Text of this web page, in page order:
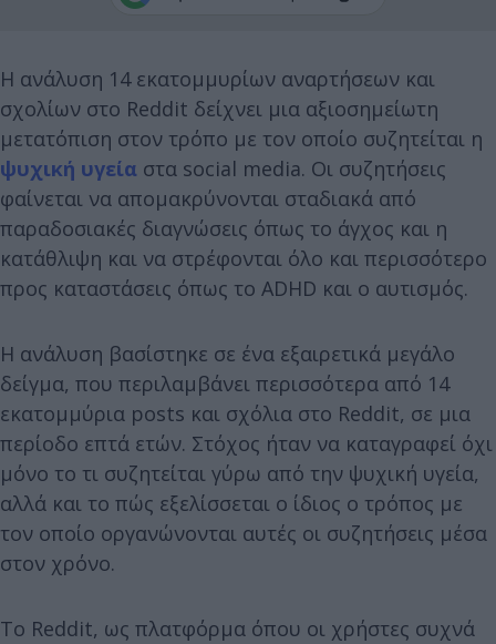
Η ανάλυση 14 εκατομμυρίων αναρτήσεων και
σχολίων στο Reddit δείχνει μια αξιοσημείωτη
μετατόπιση στον τρόπο με τον οποίο συζητείται η
ψυχική υγεία στα social media. Οι συζητήσεις
φαίνεται να απομακρύνονται σταδιακά από
παραδοσιακές διαγνώσεις όπως το άγχος και η
κατάθλιψη και να στρέφονται όλο και περισσότερο
προς καταστάσεις όπως το ADHD και ο αυτισμός.
Η ανάλυση βασίστηκε σε ένα εξαιρετικά μεγάλο
δείγμα, που περιλαμβάνει περισσότερα από 14
εκατομμύρια posts και σχόλια στο Reddit, σε μια
περίοδο επτά ετών. Στόχος ήταν να καταγραφεί όχι
μόνο το τι συζητείται γύρω από την ψυχική υγεία,
αλλά και το πώς εξελίσσεται ο ίδιος ο τρόπος με
τον οποίο οργανώνονται αυτές οι συζητήσεις μέσα
στον χρόνο.
Το Reddit, ως πλατφόρμα όπου οι χρήστες συχνά